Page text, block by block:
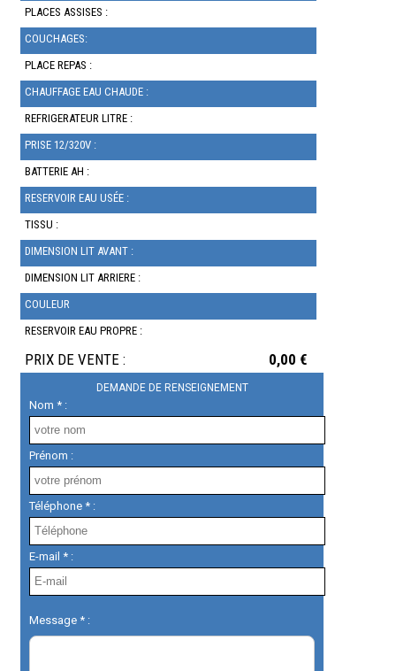
PLACES ASSISES :
COUCHAGES:
PLACE REPAS :
CHAUFFAGE EAU CHAUDE :
REFRIGERATEUR LITRE :
PRISE 12/320V :
BATTERIE AH :
RESERVOIR EAU USÉE :
TISSU :
DIMENSION LIT AVANT :
DIMENSION LIT ARRIERE :
COULEUR
RESERVOIR EAU PROPRE :
PRIX DE VENTE : 0,00 €
DEMANDE DE RENSEIGNEMENT
Nom * :
Prénom :
Téléphone * :
E-mail * :
Message * :